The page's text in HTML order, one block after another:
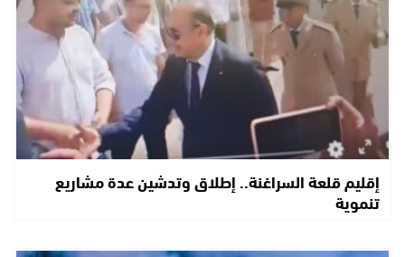
إقليم قلعة السراغنة.. إطلاق وتدشين عدة مشاريع
تنموية